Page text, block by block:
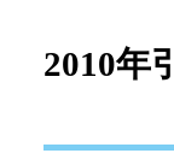
2010年